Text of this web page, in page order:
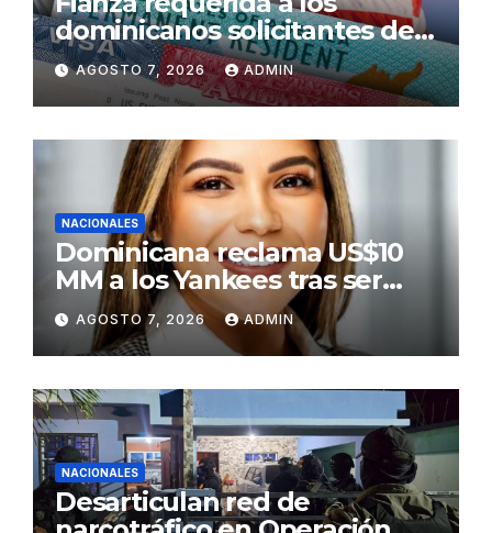
dominicanos solicitantes de
residencia a EE. UU. será de
US$100,000 en adelante
AGOSTO 7, 2026 ADMIN
NACIONALES
Dominicana reclama US$10
MM a los Yankees tras ser
golpeada por bate de José
Ramírez
AGOSTO 7, 2026 ADMIN
NACIONALES
Desarticulan red de